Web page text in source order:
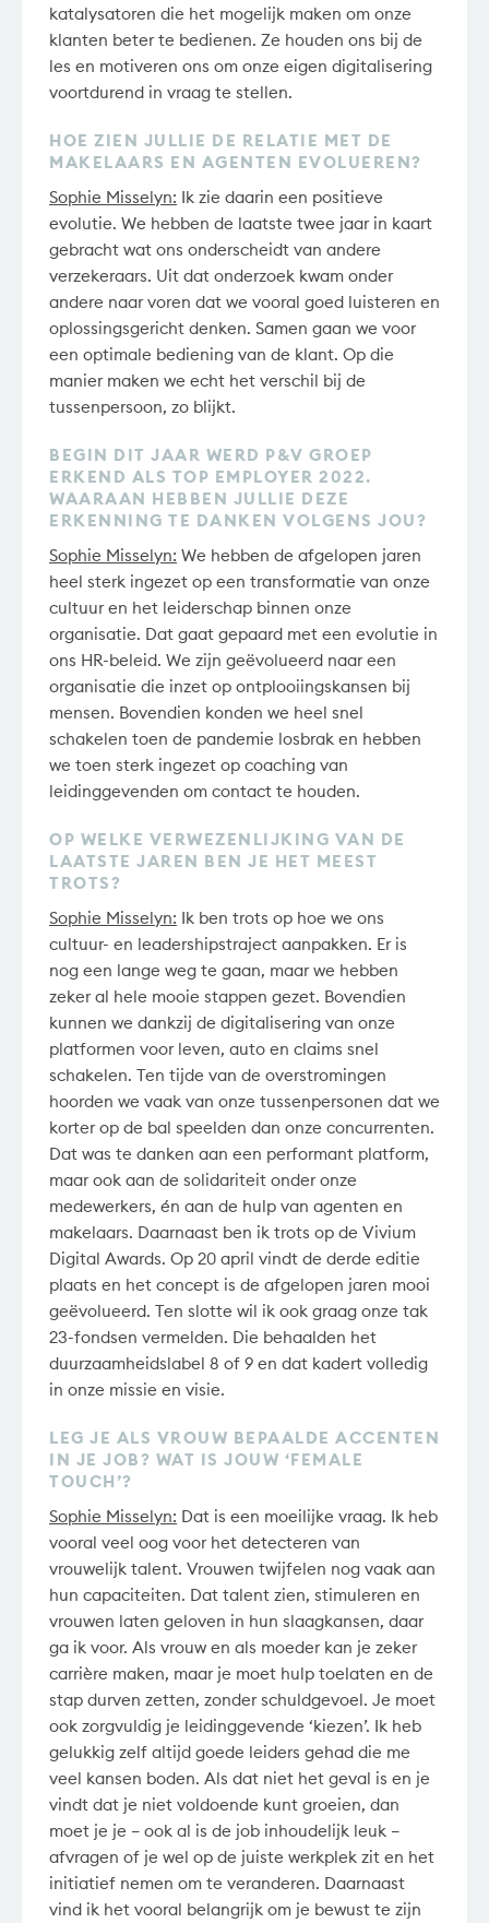
katalysatoren die het mogelijk maken om onze
klanten beter te bedienen. Ze houden ons bij de
les en motiveren ons om onze eigen digitalisering
voortdurend in vraag te stellen.
HOE ZIEN JULLIE DE RELATIE MET DE
MAKELAARS EN AGENTEN EVOLUEREN?
Sophie Misselyn: Ik zie daarin een positieve
evolutie. We hebben de laatste twee jaar in kaart
gebracht wat ons onderscheidt van andere
verzekeraars. Uit dat onderzoek kwam onder
andere naar voren dat we vooral goed luisteren en
oplossingsgericht denken. Samen gaan we voor
een optimale bediening van de klant. Op die
manier maken we echt het verschil bij de
tussenpersoon, zo blijkt.
BEGIN DIT JAAR WERD P&V GROEP
ERKEND ALS TOP EMPLOYER 2022.
WAARAAN HEBBEN JULLIE DEZE
ERKENNING TE DANKEN VOLGENS JOU?
Sophie Misselyn: We hebben de afgelopen jaren
heel sterk ingezet op een transformatie van onze
cultuur en het leiderschap binnen onze
organisatie. Dat gaat gepaard met een evolutie in
ons HR-beleid. We zijn geëvolueerd naar een
organisatie die inzet op ontplooiingskansen bij
mensen. Bovendien konden we heel snel
schakelen toen de pandemie losbrak en hebben
we toen sterk ingezet op coaching van
leidinggevenden om contact te houden.
OP WELKE VERWEZENLIJKING VAN DE
LAATSTE JAREN BEN JE HET MEEST
TROTS?
Sophie Misselyn: Ik ben trots op hoe we ons
cultuur- en leadershipstraject aanpakken. Er is
nog een lange weg te gaan, maar we hebben
zeker al hele mooie stappen gezet. Bovendien
kunnen we dankzij de digitalisering van onze
platformen voor leven, auto en claims snel
schakelen. Ten tijde van de overstromingen
hoorden we vaak van onze tussenpersonen dat we
korter op de bal speelden dan onze concurrenten.
Dat was te danken aan een performant platform,
maar ook aan de solidariteit onder onze
medewerkers, én aan de hulp van agenten en
makelaars. Daarnaast ben ik trots op de Vivium
Digital Awards. Op 20 april vindt de derde editie
plaats en het concept is de afgelopen jaren mooi
geëvolueerd. Ten slotte wil ik ook graag onze tak
23-fondsen vermelden. Die behaalden het
duurzaamheidslabel 8 of 9 en dat kadert volledig
in onze missie en visie.
LEG JE ALS VROUW BEPAALDE ACCENTEN
IN JE JOB? WAT IS JOUW ‘FEMALE
TOUCH’?
Sophie Misselyn: Dat is een moeilijke vraag. Ik heb
vooral veel oog voor het detecteren van
vrouwelijk talent. Vrouwen twijfelen nog vaak aan
hun capaciteiten. Dat talent zien, stimuleren en
vrouwen laten geloven in hun slaagkansen, daar
ga ik voor. Als vrouw en als moeder kan je zeker
carrière maken, maar je moet hulp toelaten en de
stap durven zetten, zonder schuldgevoel. Je moet
ook zorgvuldig je leidinggevende ‘kiezen’. Ik heb
gelukkig zelf altijd goede leiders gehad die me
veel kansen boden. Als dat niet het geval is en je
vindt dat je niet voldoende kunt groeien, dan
moet je je – ook al is de job inhoudelijk leuk –
afvragen of je wel op de juiste werkplek zit en het
initiatief nemen om te veranderen. Daarnaast
vind ik het vooral belangrijk om je bewust te zijn